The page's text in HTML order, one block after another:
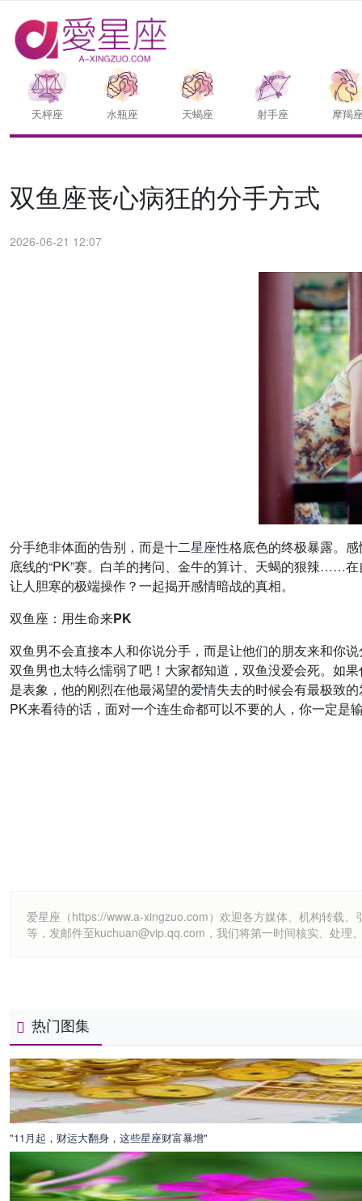
天枰座 水瓶座 天蝎座 射手座 摩羯
双鱼座丧心病狂的分手方式
2026-06-21 12:07
分手绝非体面的告别，而是十二星座性格底色的终极暴露。
底线的“PK”赛。白羊的拷问、金牛的算计、天蝎的狠辣……
让人胆寒的极端操作？一起揭开感情暗战的真相。
双鱼座：用生命来PK
双鱼男不会直接本人和你说分手，而是让他们的朋友来和你
双鱼男也太特么懦弱了吧！大家都知道，双鱼没爱会死。如
是表象，他的刚烈在他最渴望的爱情失去的时候会有最极致
PK来看待的话，面对一个连生命都可以不要的人，你一定是
爱星座（https://www.a-xingzuo.com）欢迎各方媒体、机构转载
等，发邮件至kuchuan@vip.qq.com，我们将第一时间核实、处理
热门图集
"11月起，财运大翻身，这些星座财富暴增"